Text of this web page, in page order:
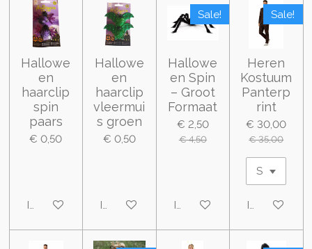
Hallowe
en
haarclip
spin
paars
€ 0,50
In winkelwagen
Hallowe
en
haarclip
vleermui
s groen
€ 0,50
In winkelwagen
Sale!
Hallowe
en Spin
– Groot
Formaat
€ 2,50
€ 4,50
In winkelwagen
Sale!
Heren
Kostuum
Panterp
rint
€ 30,00
€ 35,00
In